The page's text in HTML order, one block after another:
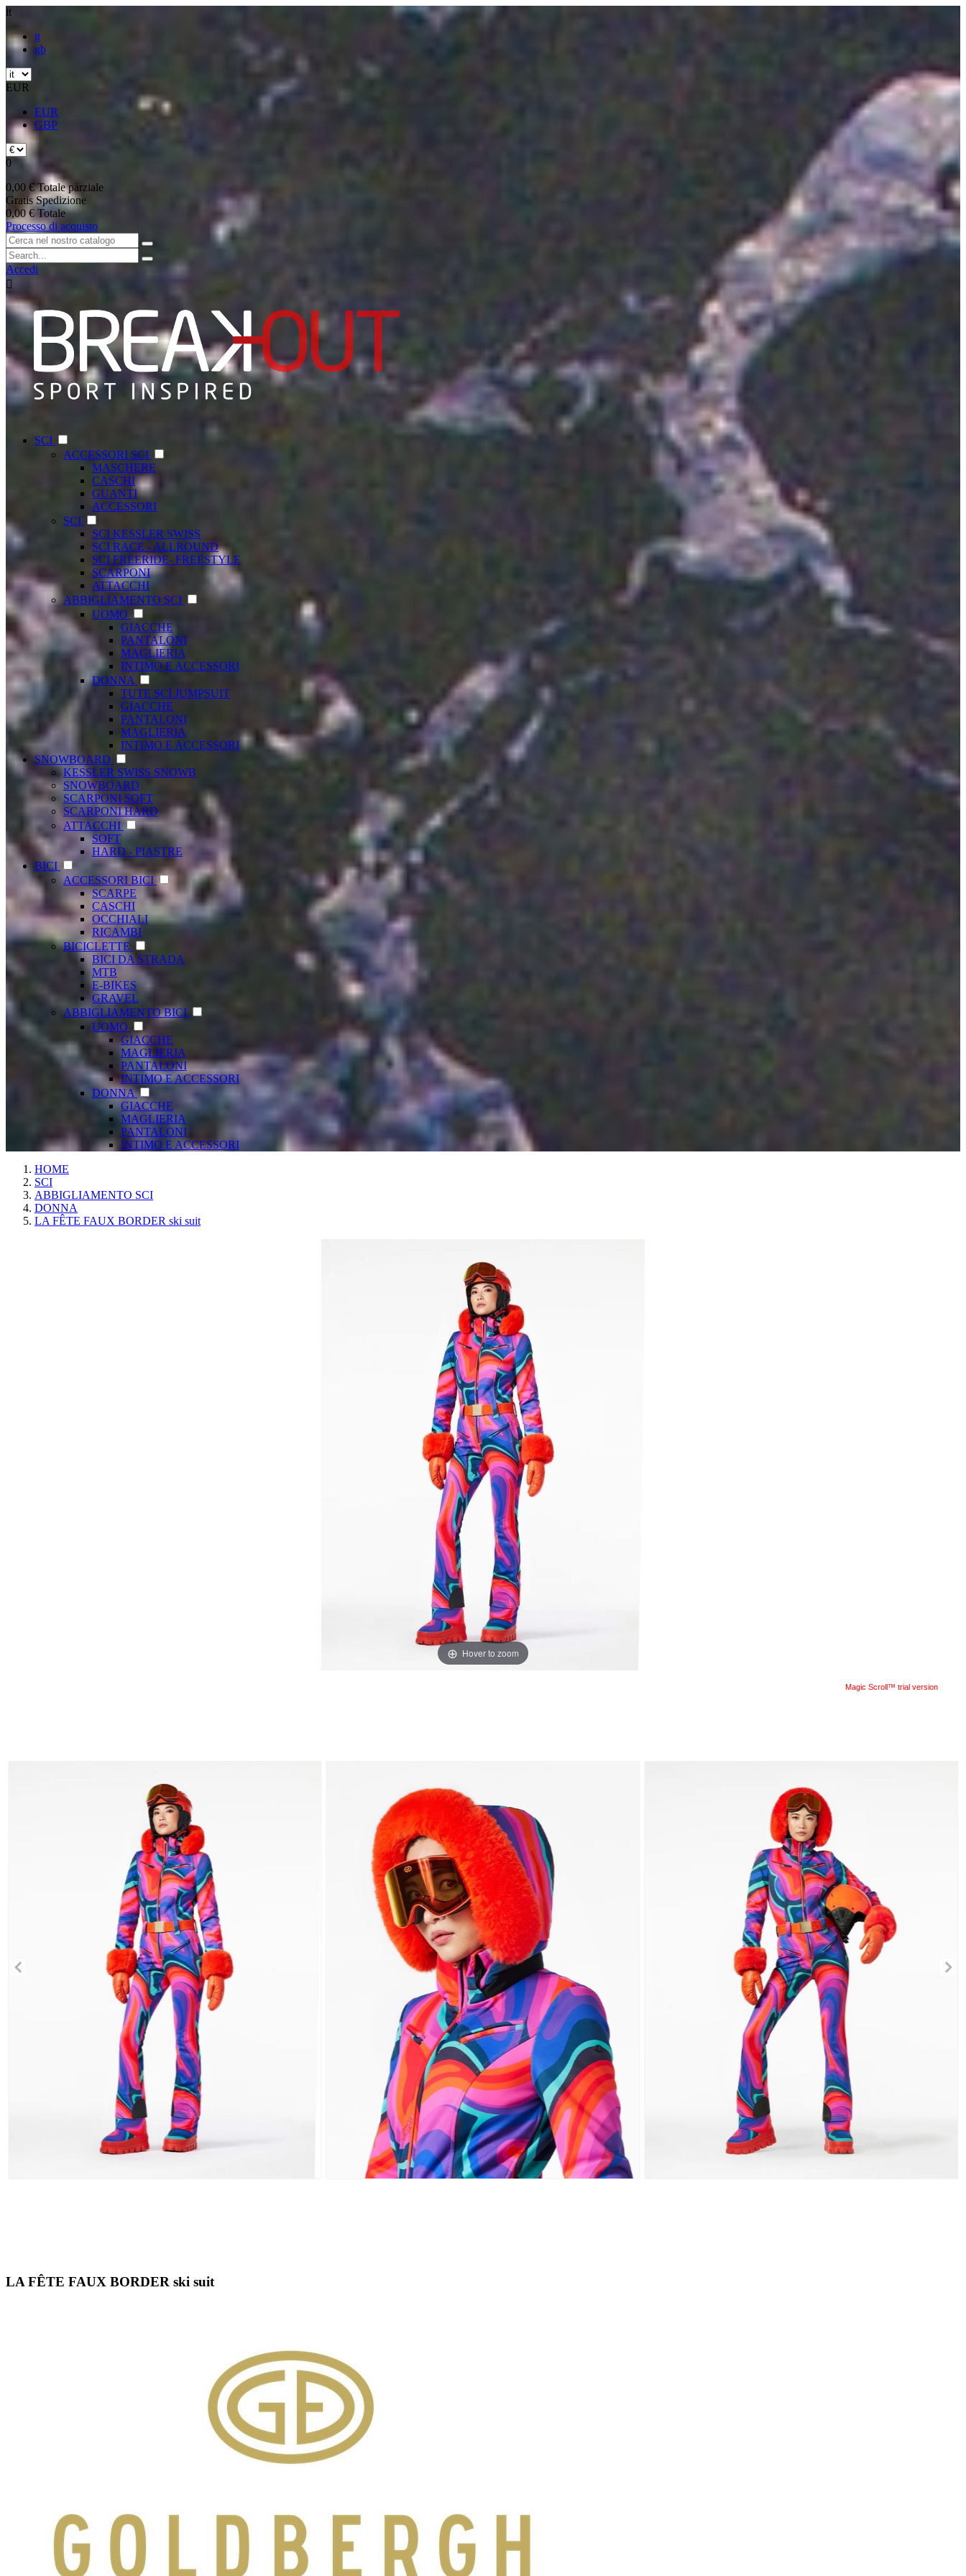
it
it
gb
EUR
EUR
GBP
0
0,00 € Totale parziale
Gratis Spedizione
0,00 € Totale
Processo di acquisto
Accedi

SCI
ACCESSORI SCI
MASCHERE
CASCHI
GUANTI
ACCESSORI
SCI
SCI KESSLER SWISS
SCI RACE - ALLROUND
SCI FREERIDE- FREESTYLE
SCARPONI
ATTACCHI
ABBIGLIAMENTO SCI
UOMO
GIACCHE
PANTALONI
MAGLIERIA
INTIMO E ACCESSORI
DONNA
TUTE SCI JUMPSUIT
GIACCHE
PANTALONI
MAGLIERIA
INTIMO E ACCESSORI
SNOWBOARD
KESSLER SWISS SNOWB
SNOWBOARD
SCARPONI SOFT
SCARPONI HARD
ATTACCHI
SOFT
HARD - PIASTRE
BICI
ACCESSORI BICI
SCARPE
CASCHI
OCCHIALI
RICAMBI
BICICLETTE
BICI DA STRADA
MTB
E-BIKES
GRAVEL
ABBIGLIAMENTO BICI
UOMO
GIACCHE
MAGLIERIA
PANTALONI
INTIMO E ACCESSORI
DONNA
GIACCHE
MAGLIERIA
PANTALONI
INTIMO E ACCESSORI
HOME
SCI
ABBIGLIAMENTO SCI
DONNA
LA FÊTE FAUX BORDER ski suit
Hover to zoom
Magic Scroll™ trial version
LA FÊTE FAUX BORDER ski suit